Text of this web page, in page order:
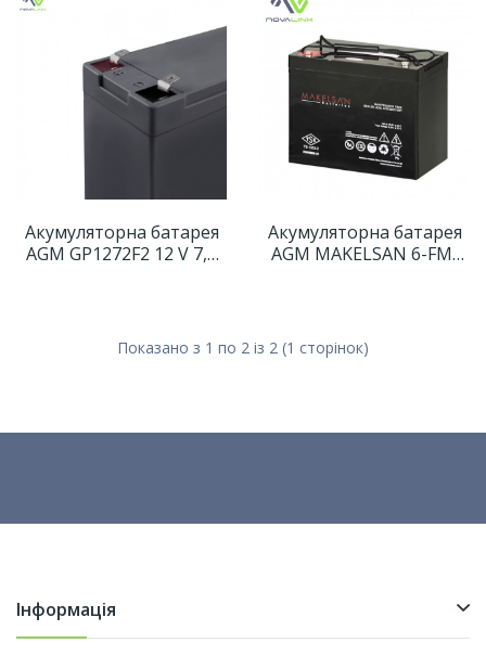
Акумуляторна батарея
AGM GP1272F2 12 V 7,2
Акумуляторна батарея
AGM MAKELSAN 6-FM-
Показано з 1 по 2 із 2 (1 сторінок)
Інформація